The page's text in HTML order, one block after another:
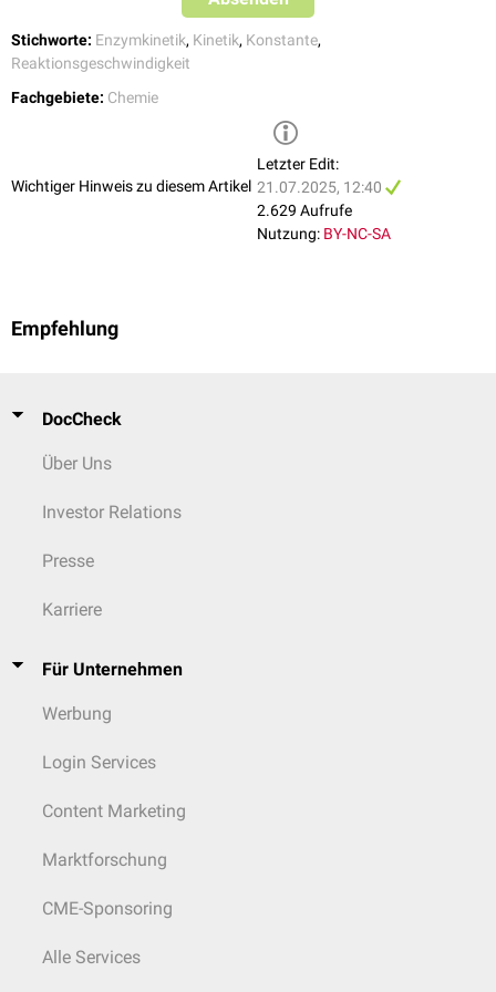
Stichworte: Enzymkinetik, Kinetik, Konstante,
Reaktionsgeschwindigkeit
Fachgebiete: Chemie
Wichtiger Hinweis zu diesem Artikel
Letzter Edit:
21.07.2025, 12:40
2.629 Aufrufe
Nutzung: BY-NC-SA
Empfehlung
DocCheck
Über Uns
Investor Relations
Presse
Karriere
Für Unternehmen
Werbung
Login Services
Content Marketing
Marktforschung
CME-Sponsoring
Alle Services